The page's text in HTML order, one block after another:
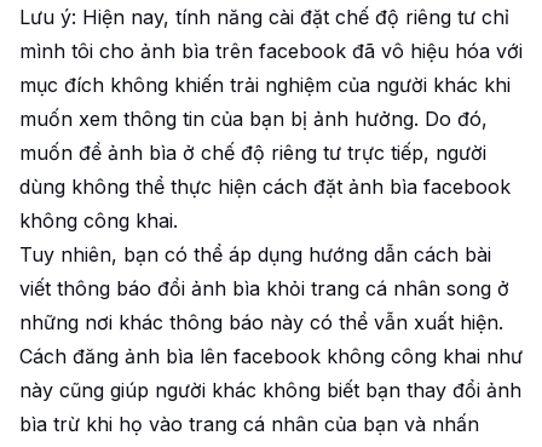
Lưu ý: Hiện nay, tính năng cài đặt chế độ riêng tư chỉ
mình tôi cho ảnh bìa trên facebook đã vô hiệu hóa với
mục đích không khiến trải nghiệm của người khác khi
muốn xem thông tin của bạn bị ảnh hưởng. Do đó,
muốn để ảnh bìa ở chế độ riêng tư trực tiếp, người
dùng không thể thực hiện cách đặt ảnh bìa facebook
không công khai.
Tuy nhiên, bạn có thể áp dụng hướng dẫn cách bài
viết thông báo đổi ảnh bìa khỏi trang cá nhân song ở
những nơi khác thông báo này có thể vẫn xuất hiện.
Cách đăng ảnh bìa lên facebook không công khai như
này cũng giúp người khác không biết bạn thay đổi ảnh
bìa trừ khi họ vào trang cá nhân của bạn và nhấn